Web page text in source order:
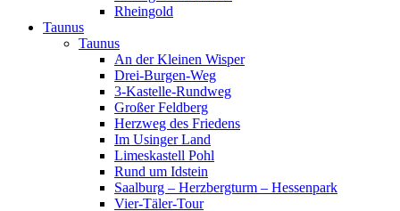
Rheingold
Taunus
Taunus
An der Kleinen Wisper
Drei-Burgen-Weg
3-Kastelle-Rundweg
Großer Feldberg
Herzweg des Friedens
Im Usinger Land
Limeskastell Pohl
Rund um Idstein
Saalburg – Herzbergturm – Hessenpark
Vier-Täler-Tour